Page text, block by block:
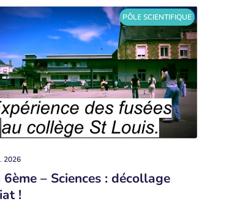
PÔLE SCIENTIFIQUE
2026
6ème – Sciences : décollage
!